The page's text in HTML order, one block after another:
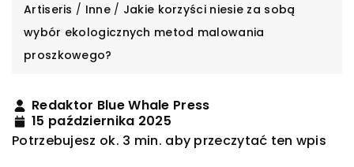
Artiseris / Inne/ Jakie korzyści niesie za sobą
wybór ekologicznych metod malowania
proszkowego?
Redaktor Blue Whale Press
15 października 2025
Potrzebujesz ok. 3 min. aby przeczytać ten wpis